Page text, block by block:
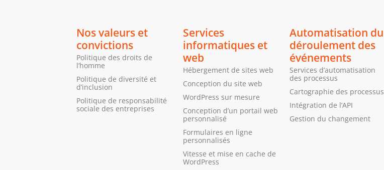
Nos valeurs et
convictions
Politique des droits de
l’homme
Politique de diversité et
d’inclusion
Politique de responsabilité
sociale des entreprises
Services
informatiques et
web
Hébergement de sites web
Conception du site web
WordPress sur mesure
Conception d’un portail web
personnalisé
Formulaires en ligne
personnalisés
Vitesse et mise en cache de
WordPress
Automatisation du
déroulement des
événements
Services d’automatisation
des processus
Cartographie des processus
Intégration de l’API
Gestion du changement